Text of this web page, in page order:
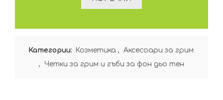
Категории: Козметика , Аксесоари за грим
,
Четки за грим и гъби за фон дьо тен